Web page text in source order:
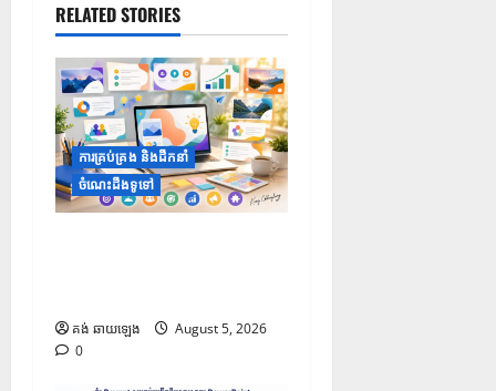
RELATED STORIES
ការគ្រប់គ្រង និងដឹកនាំ
ចំណេះដឹងទូទៅ
គង់ ឆាយឡេង
August 5, 2026
0